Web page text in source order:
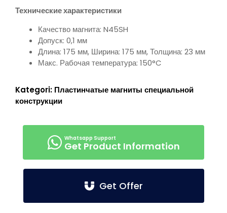
Технические характеристики
Качество магнита: N45SH
Допуск: 0,1 мм
Длина: 175 мм, Ширина: 175 мм, Толщина: 23 мм
Макс. Рабочая температура: 150°C
Kategori: Пластинчатые магниты специальной
конструкции
Get Product Information
Get Offer